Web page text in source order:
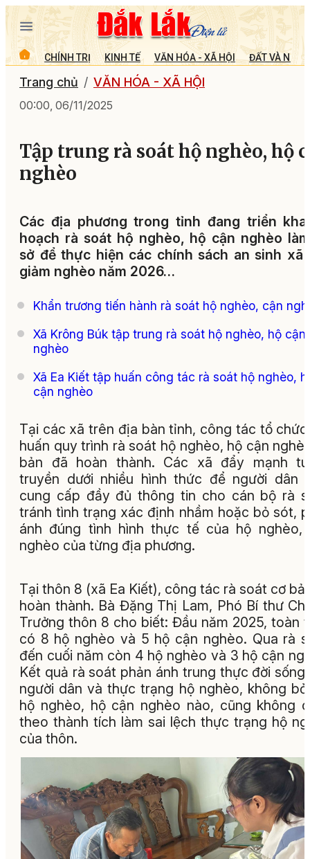
CHÍNH TRỊ KINH TẾ VĂN HÓA - XÃ HỘI ĐẤT VÀ
Trang chủ VĂN HÓA - XÃ HỘI
00:00, 06/11/2025
Tập trung rà soát hộ nghèo, hộ
nghèo
Các địa phương trong tỉnh đang triển
hoạch rà soát hộ nghèo, hộ cận nghèo
sở để thực hiện các chính sách an sinh xã
giảm nghèo năm 2026…
Khẩn trương tiến hành rà soát hộ nghèo, cận
Xã Krông Búk tập trung rà soát hộ nghèo, hộ cận
nghèo
Xã Ea Kiết tập huấn công tác rà soát hộ nghèo,
cận nghèo
Tại các xã trên địa bàn tỉnh, công tác tổ
huấn quy trình rà soát hộ nghèo, hộ cận
bản đã hoàn thành. Các xã đẩy mạnh
truyền dưới nhiều hình thức để người dân
cung cấp đầy đủ thông tin cho cán bộ rà
tránh tình trạng xác định nhầm hoặc bỏ sót,
ánh đúng tình hình thực tế của hộ nghèo,
nghèo của từng địa phương.
Tại thôn 8 (xã Ea Kiết), công tác rà soát cơ
hoàn thành. Bà Đặng Thị Lam, Phó Bí thư
Trưởng thôn 8 cho biết: Đầu năm 2025, toàn
có 8 hộ nghèo và 5 hộ cận nghèo. Qua rà
đến cuối năm còn 4 hộ nghèo và 3 hộ cận
Kết quả rà soát phản ánh trung thực đời sống
người dân và thực trạng hộ nghèo, không
hộ nghèo, hộ cận nghèo nào, cũng không
theo thành tích làm sai lệch thực trạng hộ
của thôn.